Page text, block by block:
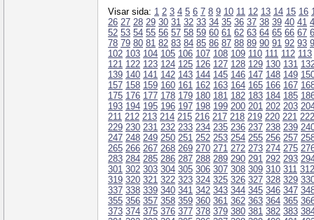
Visar sida: 1 2 3 4 5 6 7 8 9 10 11 12 13 14 15 16
26 27 28 29 30 31 32 33 34 35 36 37 38 39 40 41
52 53 54 55 56 57 58 59 60 61 62 63 64 65 66 67
78 79 80 81 82 83 84 85 86 87 88 89 90 91 92 93
102 103 104 105 106 107 108 109 110 111 112 113
121 122 123 124 125 126 127 128 129 130 131
139 140 141 142 143 144 145 146 147 148 149
157 158 159 160 161 162 163 164 165 166 167
175 176 177 178 179 180 181 182 183 184 185
193 194 195 196 197 198 199 200 201 202 203
211 212 213 214 215 216 217 218 219 220 221 222
229 230 231 232 233 234 235 236 237 238 239
247 248 249 250 251 252 253 254 255 256 257
265 266 267 268 269 270 271 272 273 274 275
283 284 285 286 287 288 289 290 291 292 293
301 302 303 304 305 306 307 308 309 310 311 312
319 320 321 322 323 324 325 326 327 328 329
337 338 339 340 341 342 343 344 345 346 347
355 356 357 358 359 360 361 362 363 364 365
373 374 375 376 377 378 379 380 381 382 383